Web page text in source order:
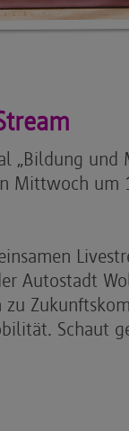
„Bildung und
Mittwoch um
Autostadt
zu
Schaut